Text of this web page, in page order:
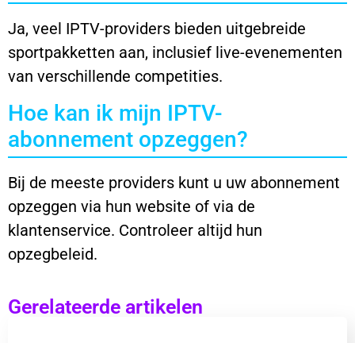
Ja, veel IPTV-providers bieden uitgebreide
sportpakketten aan, inclusief live-evenementen
van verschillende competities.
Hoe kan ik mijn IPTV-
abonnement opzeggen?
Bij de meeste providers kunt u uw abonnement
opzeggen via hun website of via de
klantenservice. Controleer altijd hun
opzegbeleid.
Gerelateerde artikelen